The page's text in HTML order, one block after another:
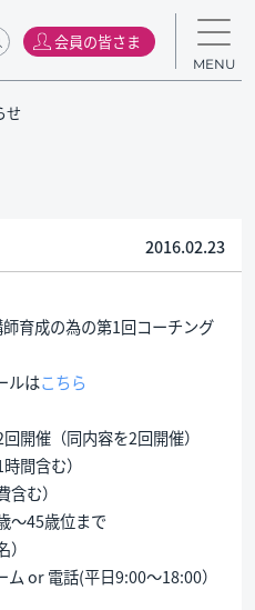
会員の皆さま
MENU
せ
2016.02.23
育成の為の第1回コーチング
ルはこちら
催（同内容を2回開催）
間含む）
む）
45歳位まで
or 電話(平日9:00〜18:00）